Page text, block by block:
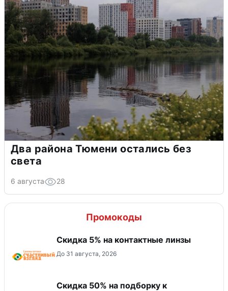
Два района Тюмени остались без
света
6 августа 28
Промокоды
Скидка 5% на контактные линзы
До 31 августа, 2026
Скидка 50% на подборку к